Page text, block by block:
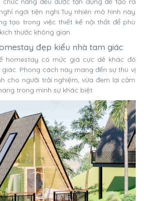
ngơi tiện nghi.Tuy nhiên mô hình này
tạo trong việc thiết kế nội thất để phù
thước không gian.
đẹp kiểu nhà tam giác
homestay có mức giá cực dẻ khác đó
Phong cách này mang đến sự thú vị
cho người trải nghiệm, vừa đem lại cảm
trong mình sự khác biệt.